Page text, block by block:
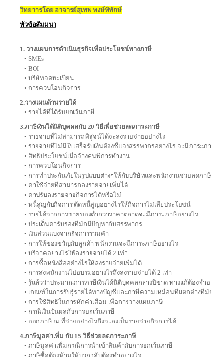
วิทยากรโดย อาจารย์สุเทพ พงษ์พิทักษ์
หัวข้อสัมมนา
1. วางแผนการดำเนินธุรกิจเพื่อประโยชน์ทางภาษี
• SMEs
• BOI
• บริษัทจดทะเบียน
• การควบโอนกิจการ
2.วางแผนด้านรายได้
• รายได้ที่ได้รับยกเว้นภาษี
3.ภาษีเงินได้นิติบุคคลกับ 20 วิธีเพื่อช่วยลดภาระภาษี
• รายจ่ายที่ไม่สามารถพิสูจน์ได้จะลงรายจ่ายอย่างไร
• รายจ่ายที่ไม่มีใบเสร็จรับเงินต้องชี้แจงสรรพากรอย่างไร จะมีภาระภา
• สิทธิประโยชน์เมื่อจ้างคนพิการทำงาน
• การควบโอนกิจการ
• การทำประกันภัยในรูปแบบต่างๆให้กับบริษัทและพนักงานช่วยลดภาษีจ
• ค่าใช้จ่ายที่สามารถลงรายจ่ายเพิ่มได้
• ค่าปรับลงรายจ่ายกิจการได้หรือไม่
• หนี้สูญกับกิจการ ตัดหนี้สูญอย่างไรให้กิจการไม่เสียประโยชน์
• รายได้จากการขายของต่ำกว่าราคาตลาดจะมีภาระภาษีอย่างไร
• ประเด็นค่ารับรองที่มักมีปัญหากับสรรพากร
• เงินส่วนแบ่งจากกิจการร่วมค้า
• การให้ของขวัญกับลูกค้า พนักงานจะมีภาระภาษีอย่างไร
• บริจาคอย่างไรให้ลงรายจ่ายได้ 2 เท่า
• การซื้อหนังสืออย่างไรให้ลงรายจ่ายเพิ่มได้
• การส่งพนักงานไปอบรมอย่างไรถึงลงรายจ่ายได้ 2 เท่า
• รู้แล้วว่าประมาณการภาษีเงินได้นิติบุคคลกลางปีขาด ทางแก้ต้องทำอย่
• เกณฑ์ในการรับรู้รายได้ทางบัญชีและภาษีความเหมือนที่แตกต่างที่มัก
• การใช้สิทธิในการหักค่าเสื่อม เพื่อการวางแผนภาษี
• กรณีเงินปันผลกับการยกเว้นภาษี
• ออกภาษี ณ ที่จ่ายอย่างไรถึงจะลงเป็นรายจ่ายกิจการได้
4.ภาษีมูลค่าเพิ่ม กับ 15 วิธีช่วยลดภาระภาษี
• ภาษีมูลค่าเพิ่มกรณีการนำเข้าสินค้ากับการยกเว้นภาษี
• ภาษีซื้อต้องห้ามให้บวกกลับต้องทำอย่างไร